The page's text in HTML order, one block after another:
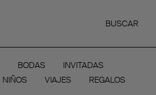
BUSCAR
BODAS
INVITADAS
NIÑOS VIAJES
REGALOS